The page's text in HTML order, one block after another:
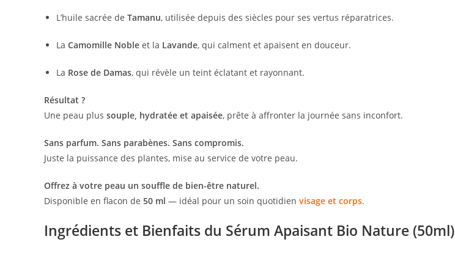
L’huile sacrée de Tamanu, utilisée depuis des siècles pour ses vertus réparatrices.
La Camomille Noble et la Lavande, qui calment et apaisent en douceur.
La Rose de Damas, qui révèle un teint éclatant et rayonnant.
Résultat ?
Une peau plus souple, hydratée et apaisée, prête à affronter la journée sans inconfort.
Sans parfum. Sans parabènes. Sans compromis.
Juste la puissance des plantes, mise au service de votre peau.
Offrez à votre peau un souffle de bien-être naturel.
Disponible en flacon de 50 ml — idéal pour un soin quotidien visage et corps.
Ingrédients et Bienfaits du Sérum Apaisant Bio Nature (50ml)